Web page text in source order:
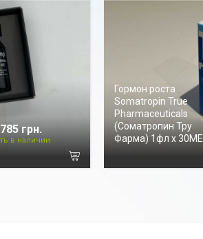
грн.
в наличии
Гормон роста
Somatropin True
Pharmaceuticals
(Соматропин Тру
Фарма) 1фл х 30МЕ